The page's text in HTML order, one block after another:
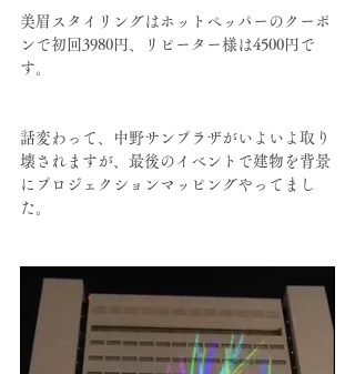
美眉スタイリングはホットペッパーのクーポ
ンで初回3980円、リピーター様は4500円で
す。
話変わって、中野サンプラザがいよいよ取り
壊されますが、最後のイベントで建物を背景
にプロジェクションマッピングやってまし
た。